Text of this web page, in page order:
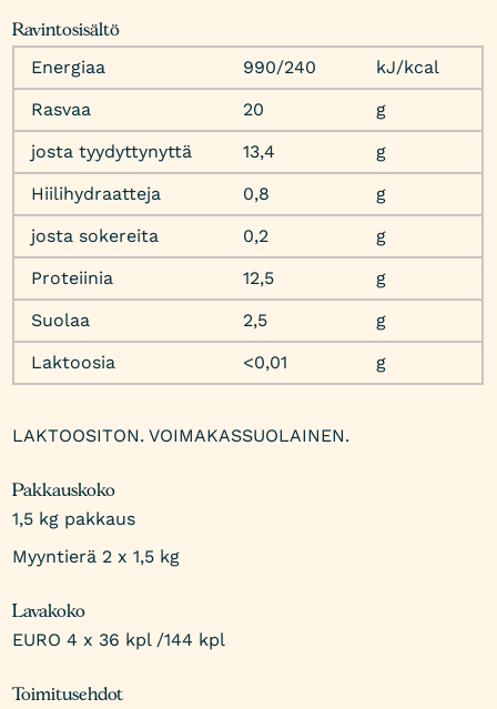
Ravintosisältö
Energiaa 990/240
kJ/kcal
Rasvaa
20
g
josta tyydyttynyttä
13,4
g
Hiilihydraatteja
0,8
g
josta sokereita
0,2
g
Proteiinia
12,5
g
Suolaa
2,5
g
Laktoosia
<0,01 g
LAKTOOSITON. VOIMAKASSUOLAINEN.
Pakkauskoko
1,5 kg pakkaus
Myyntierä 2 x 1,5 kg
Lavakoko
EURO 4 x 36 kpl /144 kpl
Toimitusehdot